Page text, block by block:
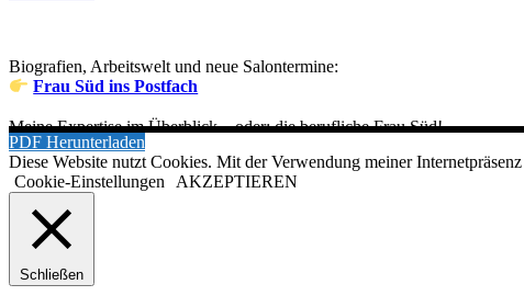
Biografien, Arbeitswelt und neue Salontermine:
Frau Süd ins Postfach
Meine Expertise im Überblick – oder: die berufliche Frau Süd!
PDF Herunterladen
Diese Website nutzt Cookies. Mit der Verwendung meiner
Cookie-Einstellungen
AKZEPTIEREN
Schließen